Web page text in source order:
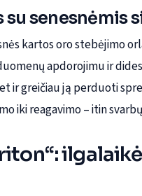
su senesnėmis
kartos oro stebėjimo
apdorojimu ir
ir greičiau ją perduoti
iki reagavimo – itin